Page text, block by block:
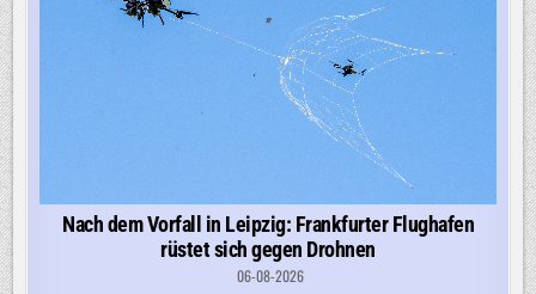
Nach dem Vorfall in Leipzig: Frankfurter Flughafen
rüstet sich gegen Drohnen
06-08-2026